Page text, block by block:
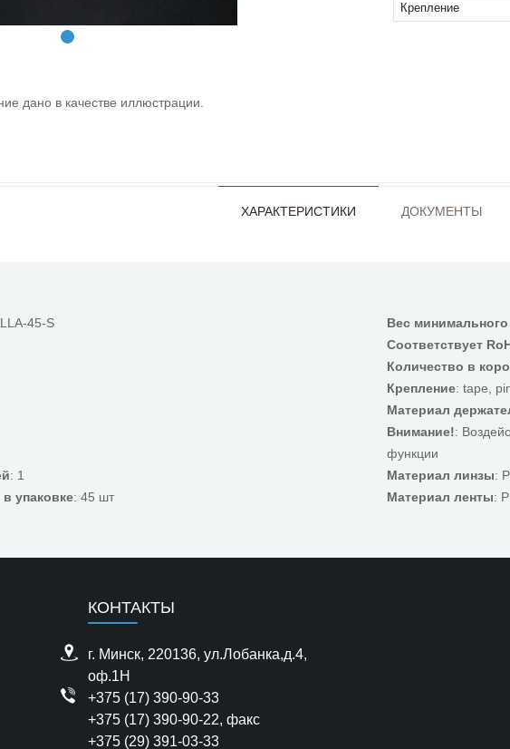
дано в качестве иллюстрации.
Крепление
ХАРАКТЕРИСТИКИ ДОКУМЕНТЫ
45-S
: 1
упаковке: 45 шт
Вес минимального
Соответствует
Количество в
Крепление: tape,
Материал
Внимание!:
функции
Материал линзы:
Материал ленты:
КОНТАКТЫ
г. Минск, 220136, ул.Лобанка,д.4,
оф.1H
+375 (17) 390-90-33
+375 (17) 390-90-22, факс
+375 (29) 391-03-33